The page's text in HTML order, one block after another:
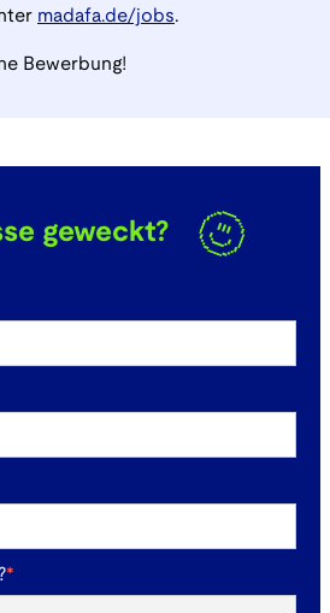
madafa.de/jobs.
Bewerbung!
geweckt?
*